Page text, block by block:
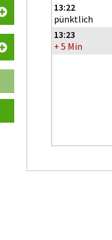
13:22
pünktlich
13:23
+ 5 Min
- Bochum Hbf -